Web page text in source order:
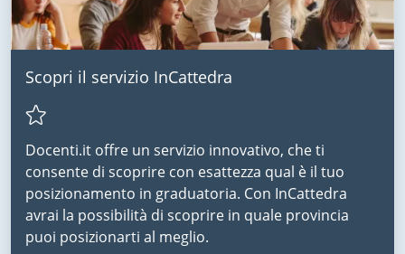
Scopri il servizio InCattedra
Docenti.it offre un servizio innovativo, che ti
consente di scoprire con esattezza qual è il tuo
posizionamento in graduatoria. Con InCattedra
avrai la possibilità di scoprire in quale provincia
puoi posizionarti al meglio.